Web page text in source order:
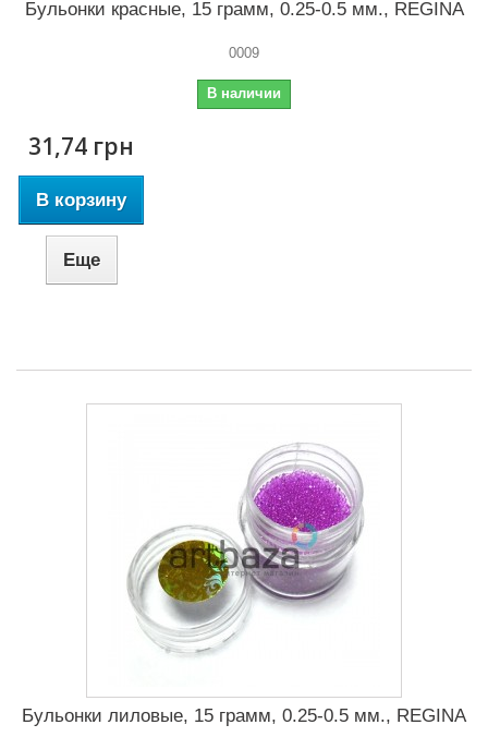
Бульонки красные, 15 грамм, 0.25-0.5 мм., REGINA
0009
В наличии
31,74 грн
В корзину
Еще
Бульонки лиловые, 15 грамм, 0.25-0.5 мм., REGINA